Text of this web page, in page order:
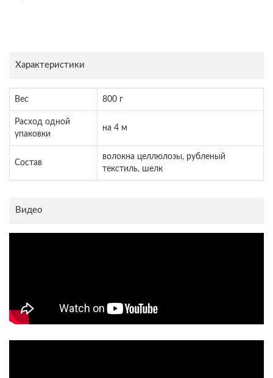
Характеристики
Вес 800 г
Расход одной
упаковки
на 4 м
Состав
волокна целлюлозы, рубленый
текстиль, шелк
Видео